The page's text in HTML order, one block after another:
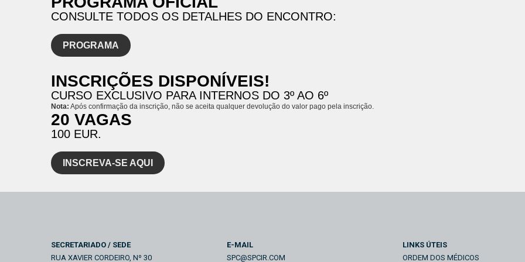
CONSULTE TODOS OS DETALHES DO ENCONTRO:
PROGRAMA
INSCRIÇÕES DISPONÍVEIS!
CURSO EXCLUSIVO PARA INTERNOS DO 3º AO 6º
Nota: Após confirmação da inscrição, não se aceita qualquer devolução do valor pago pela inscrição.
20 VAGAS
100 EUR.
INSCREVA-SE AQUI
SECRETARIADO / SEDE
RUA XAVIER CORDEIRO, Nº 30
E-MAIL
SPC@SPCIR.COM
LINKS ÚTEIS
ORDEM DOS MÉDICOS